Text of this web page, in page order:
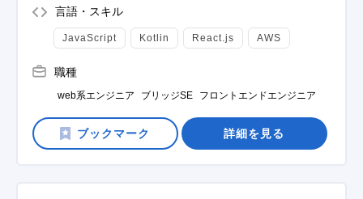
言語・スキル
JavaScript Kotlin React.js AWS
職種
web系エンジニア ブリッジSE フロントエンドエンジニア
詳細を見る